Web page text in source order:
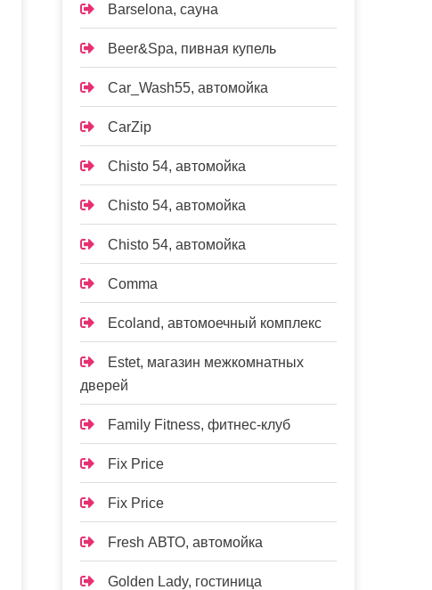
Barselona, сауна
Beer&Spa, пивная купель
Car_Wash55, автомойка
CarZip
Chisto 54, автомойка
Chisto 54, автомойка
Chisto 54, автомойка
Comma
Ecoland, автомоечный комплекс
Estet, магазин межкомнатных
дверей
Family Fitness, фитнес-клуб
Fix Price
Fix Price
Fresh АВТО, автомойка
Golden Lady, гостиница